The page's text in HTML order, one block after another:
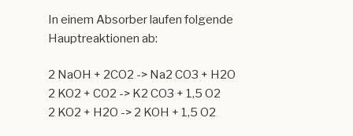
In einem Absorber laufen folgende
Hauptreaktionen ab:
2 NaOH + 2CO2 -> Na2 CO3 + H2O
2 KO2 + CO2 -> K2 CO3 + 1,5 O2
2 KO2 + H2O -> 2 KOH + 1,5 O2